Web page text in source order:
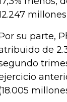
su parte,
de